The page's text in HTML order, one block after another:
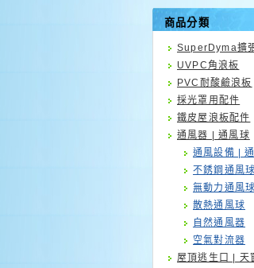
商品分類
SuperDyma擴
UVPC角浪板
PVC耐酸鹼浪板
採光罩用配件
鐵皮屋浪板配件
通風器 | 通風球
通風設備 |
不銹鋼通風球
無動力通風球
散熱通風球
自然通風器
空氣對流器
屋頂逃生口 | 天